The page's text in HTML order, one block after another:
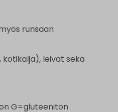
runsaan
leivät sekä
G=gluteeniton